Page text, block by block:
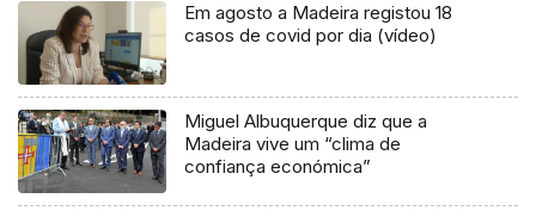
Em agosto a Madeira registou 18
casos de covid por dia (vídeo)
Miguel Albuquerque diz que a
Madeira vive um “clima de
confiança económica”